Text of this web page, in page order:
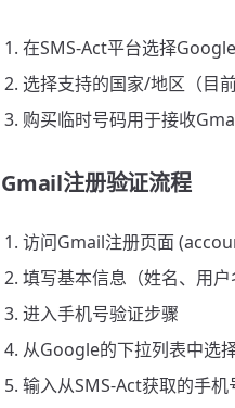
在SMS-Act平台选择
选择支持的国家/地区（目
购买临时号码用于接收
Gmail注册验证流程
访问Gmail注册页面
填写基本信息（姓名、用户
进入手机号验证步骤
从Google的下拉列表中选
输入从SMS-Act获取的手机